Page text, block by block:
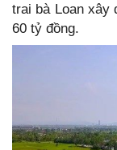
trai bà Loan
60 tỷ đồng.